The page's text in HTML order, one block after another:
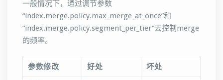
一般情况下，通过调节参数
“index.merge.policy.max_merge_at_once”和
“index.merge.policy.segment_per_tier”去控制merge
的频率。
参数修改 好处 坏处